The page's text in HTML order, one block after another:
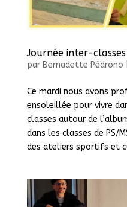
Journée inter-
par Bernadette Pédrono
Ce mardi nous avons
ensoleillée pour vivre
classes autour de
dans les classes de PS/
des ateliers sportifs et